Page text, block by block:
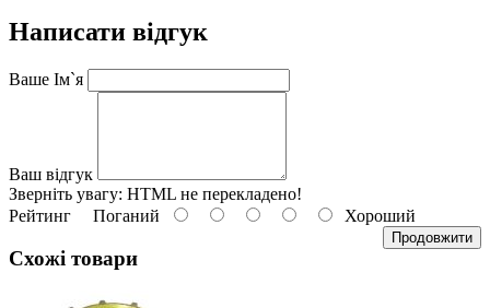
Написати відгук
Ваше Ім`я
Ваш відгук
Зверніть увагу: HTML не перекладено!
Рейтинг Поганий Хороший
Продовжити
Схожі товари